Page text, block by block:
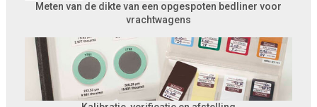
Meten van de dikte van een opgespoten bedliner voor
vrachtwagens